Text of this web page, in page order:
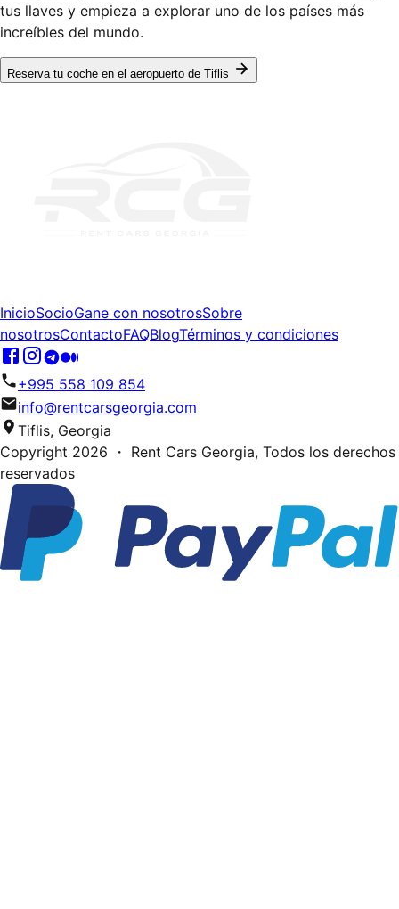
tus llaves y empieza a explorar uno de los países más
increíbles del mundo.
Reserva tu coche en el aeropuerto de Tiflis
InicioSocioGane con nosotrosSobre
nosotrosContactoFAQBlogTérminos y condiciones
+995 558 109 854
info@rentcarsgeorgia.com
Tiflis, Georgia
Copyright 2026 ・ Rent Cars Georgia, Todos los derechos
reservados